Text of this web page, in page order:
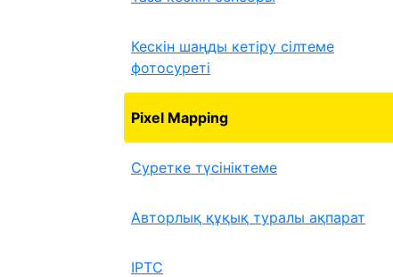
Кескін шаңды кетіру сілтеме
фотосуреті
Pixel Mapping
Суретке түсініктеме
Авторлық құқық туралы ақпарат
IPTC